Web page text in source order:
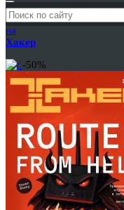
Годовая
подписка
на
Хакер
-50%